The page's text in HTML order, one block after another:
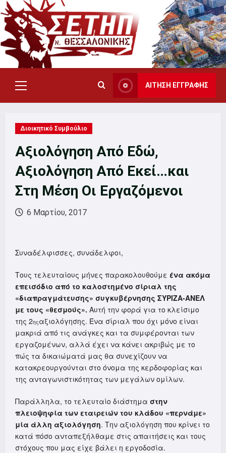
Skip
to
content
Primary
Menu
ΑΙΤΗΣΗ ΕΓΓΡΑΦΗΣ
Διοικητικό Συμβούλιο
Αξιολόγηση Από Εδώ,
Αξιολόγηση Από Εκεί…και
Στη Μέση Οι Εργαζόμενοι
6 Μαρτίου, 2017
Συναδέλφισσες, συνάδελφοι,
Τους τελευταίους μήνες παρακολουθούμε ένα ακόμα
επεισόδιο από το καλοστημένο σίριαλ της
«διαπραγμάτευσης» συγκυβέρνησης ΣΥΡΙΖΑ-ΑΝΕΛ
με τους «θεσμούς». Αυτή την φορά για το κλείσιμο
της 2ηςαξιολόγησης. Ένα σίριαλ που όχι μόνο είναι
μακριά από τις ανάγκες και τα συμφέρονται των
εργαζομένων, αλλά έχει να κάνει ακριβώς με το
πώς τα δικαιώματά μας θα συνεχίζουν να
κατακρεουργούνται στο όνομα της κερδοφορίας και
της ανταγωνιστικότητας των μεγάλων ομίλων.
Παράλληλα, το τελευταίο διάστημα στην
πλειοψηφία των εταιρειών του κλάδου «περνάμε»
μία άλλη αξιολόγηση. Την αξιολόγηση που κρίνει το
κατά πόσο ανταπεξήλθαμε στις απαιτήσεις και τους
στόχους που μας είχε βάλει η εργοδοσία.